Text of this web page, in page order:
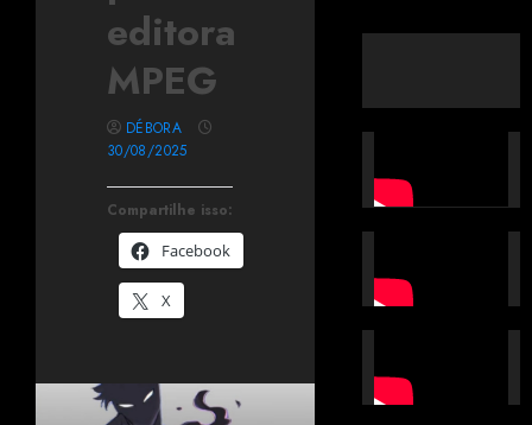
editora
MPEG
Compartilhe isso:
Facebook
X
DÉBORA
30/08/2025